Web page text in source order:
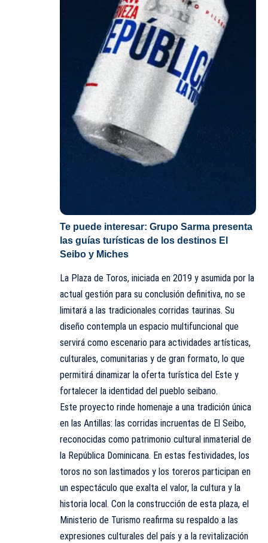
Te puede interesar: Grupo Sarma presenta
las guías turísticas de los destinos El
Seibo y Miches
La Plaza de Toros, iniciada en 2019 y asumida por la
actual gestión para su conclusión definitiva, no se
limitará a las tradicionales corridas taurinas. Su
diseño contempla un espacio multifuncional que
servirá como escenario para actividades artísticas,
culturales, comunitarias y de gran formato, lo que
permitirá dinamizar la oferta turística del Este y
fortalecer la identidad del pueblo seibano.
Este proyecto rinde homenaje a una tradición única
en las Antillas: las corridas incruentas de El Seibo,
reconocidas como patrimonio cultural inmaterial de
la República Dominicana. En estas festividades, los
toros no son lastimados y los toreros participan en
un espectáculo que exalta el valor, la cultura y la
historia local. Con la construcción de esta plaza, el
Ministerio de Turismo reafirma su respaldo a las
expresiones culturales del país y a la revitalización